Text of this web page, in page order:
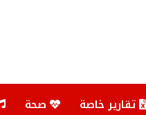
تقارير خاصة صحة